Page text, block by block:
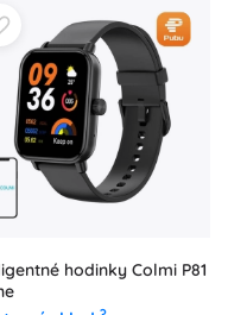
hodinky Colmi P81